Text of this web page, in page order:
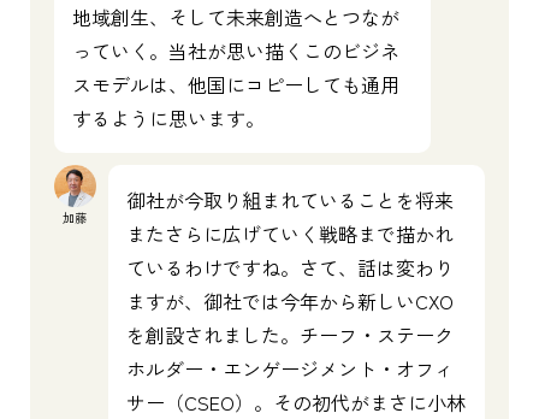
地域創生、そして未来創造へとつなが
っていく。当社が思い描くこのビジネ
スモデルは、他国にコピーしても通用
するように思います。
加藤
御社が今取り組まれていることを将来
またさらに広げていく戦略まで描かれ
ているわけですね。さて、話は変わり
ますが、御社では今年から新しいCXO
を創設されました。チーフ・ステーク
ホルダー・エンゲージメント・オフィ
サー（CSEO）。その初代がまさに小林